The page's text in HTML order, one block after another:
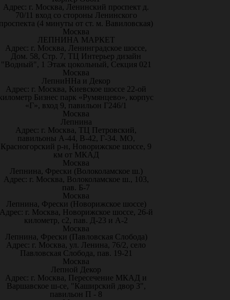
Адрес: г. Москва, Ленинский проспект д.
70/11 вход со стороны Ленинского
(4 минуты от ст. м. Вавиловская)
Москва
ЛЕПНИНА МАРКЕТ
Адрес: г. Москва, Ленинградское шоссе,
Дом. 58, Стр. 7, ТЦ Интерьер дизайн
"Водный", 1 Этаж цокольный, Секция 021
Москва
ЛепниННа и Декор
Адрес: г. Москва, Киевское шоссе 22-ой
Бизнес парк «Румянцево», корпус
«Г», вход 9, павильон Г246/1
Москва
Лепнина
Адрес: г. Москва, ТЦ Петровский,
павильоны А-44, В-42, Г-34. МО,
Красногорский р-н, Новорижское шоссе, 9
км от МКАД
Москва
Лепнина, Фрески (Волоколамское ш.)
Адрес: г. Москва, Волоколамское ш., 103,
пав. Б-7
Москва
Лепнина, Фрески (Новорижское шоссе)
г. Москва, Новорижское шоссе, 26-й
километр, с2, пав. Д-23 и А-2
Москва
Лепнина, Фрески (Павловская Слобода)
Адрес: г. Москва, ул. Ленина, 76/2, село
Павловская Слобода, пав. 19-21
Москва
Лепной Декор
Адрес: г. Москва, Пересечение МКАД и
Варшавское ш-се, "Каширский двор 3",
павильон П - 8